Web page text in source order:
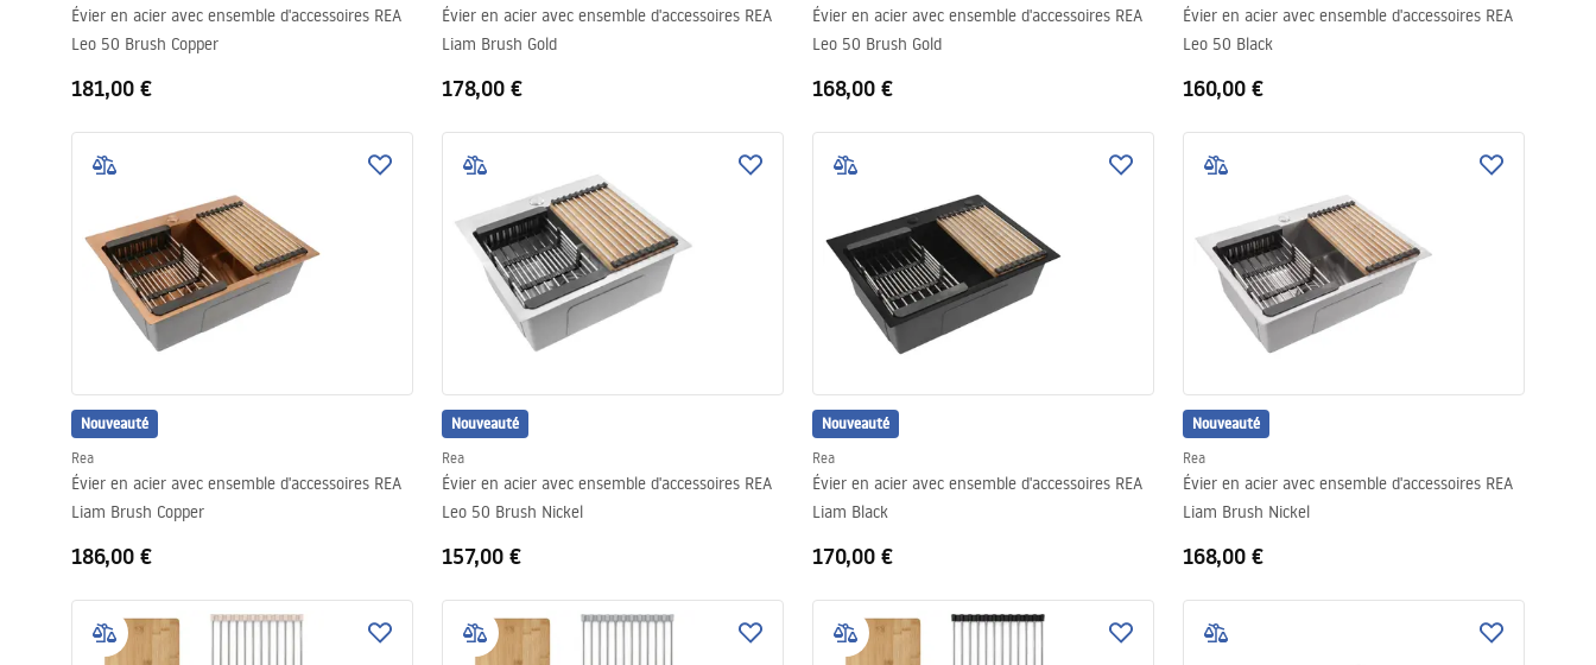
Évier en acier avec ensemble d'accessoires REA
Leo 50 Brush Copper
181,00 €
Évier en acier avec ensemble d'accessoires REA
Liam Brush Gold
178,00 €
Évier en acier avec ensemble d'accessoires REA
Leo 50 Brush Gold
168,00 €
Évier en acier avec ensemble d'accessoires REA
Leo 50 Black
160,00 €
Nouveauté
Rea
Évier en acier avec ensemble d'accessoires REA
Liam Brush Copper
186,00 €
Nouveauté
Rea
Évier en acier avec ensemble d'accessoires REA
Leo 50 Brush Nickel
157,00 €
Nouveauté
Rea
Évier en acier avec ensemble d'accessoires REA
Liam Black
170,00 €
Nouveauté
Rea
Évier en acier avec ensemble d'accessoires REA
Liam Brush Nickel
168,00 €